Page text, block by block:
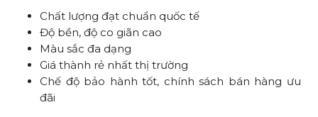
Chất lượng đạt chuẩn quốc tế
Độ bền, độ co giãn cao
Màu sắc đa dạng
Giá thành rẻ nhất thị trường
Chế độ bảo hành tốt, chính sách bán hàng ưu
đãi